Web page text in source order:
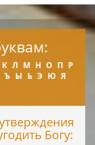
К Л М Н О П Р
Ъ Ы Ь Э Ю Я
Богу: